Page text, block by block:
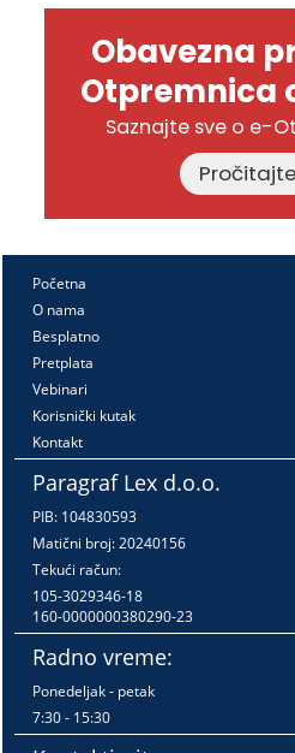
Obavezna
Otpremnica
Saznajte sve o e-
Početna
O nama
Besplatno
Pretplata
Vebinari
Korisnički kutak
Kontakt
Paragraf Lex d.o.o.
PIB: 104830593
Matični broj: 20240156
Tekući račun:
105-3029346-18
160-0000000380290-23
Radno vreme:
Ponedeljak - petak
7:30 - 15:30